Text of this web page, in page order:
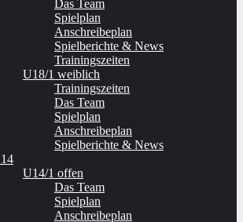
Das Team
Spielplan
Anschreibeplan
Spielberichte & News
Trainingszeiten
U18/1 weiblich
Trainingszeiten
Das Team
Spielplan
Anschreibeplan
Spielberichte & News
U14/1 offen
Das Team
Spielplan
Anschreibeplan